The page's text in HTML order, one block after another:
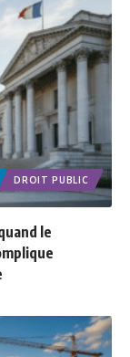
DROIT PUBLIC
le